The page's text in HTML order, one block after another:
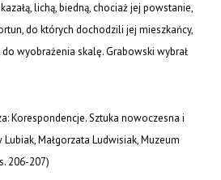
lichą, biedną, chociaż jej powstanie,
do których dochodzili jej mieszkańcy,
wyobrażenia skalę. Grabowski wybrał
Korespondencje. Sztuka nowoczesna i
Lubiak, Małgorzata Ludwisiak, Muzeum
206-207)